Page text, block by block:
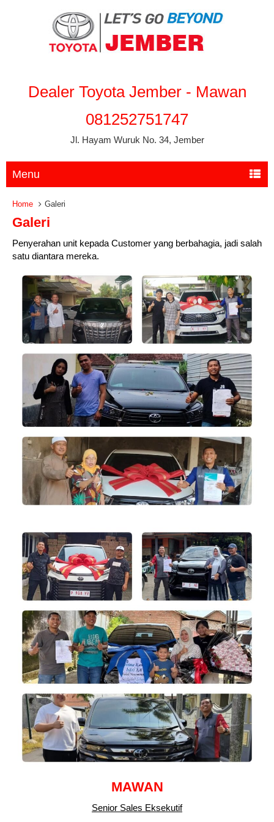
Dealer Toyota Jember - Mawan
081252751747
Jl. Hayam Wuruk No. 34, Jember
Menu
Home Galeri
Galeri
Penyerahan unit kepada Customer yang berbahagia, jadi salah
satu diantara mereka.
MAWAN
Senior Sales Eksekutif